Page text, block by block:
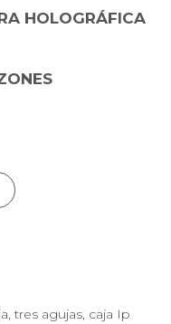
HOLOGRÁFICA
tres agujas, caja Ip